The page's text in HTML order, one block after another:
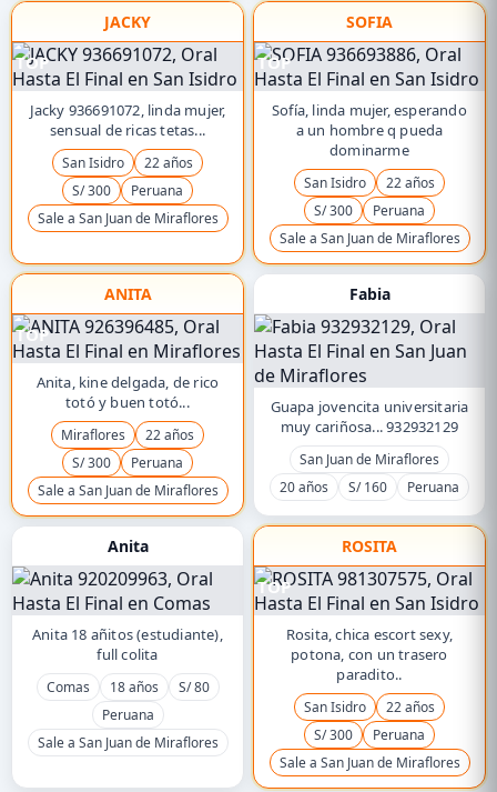
JACKY
TOP
Jacky 936691072, linda mujer,
sensual de ricas tetas...
San Isidro
22 años
S/ 300
Peruana
Sale a San Juan de Miraflores
SOFIA
TOP
Sofía, linda mujer, esperando
a un hombre q pueda
dominarme
San Isidro
22 años
S/ 300
Peruana
Sale a San Juan de Miraflores
ANITA
TOP
Anita, kine delgada, de rico
totó y buen totó...
Miraflores
22 años
S/ 300
Peruana
Sale a San Juan de Miraflores
Fabia
Guapa jovencita universitaria
muy cariñosa... 932932129
San Juan de Miraflores
20 años
S/ 160 Peruana
Anita
Anita 18 añitos (estudiante),
full colita
Comas 18 años
S/ 80
Peruana
Sale a San Juan de Miraflores
ROSITA
TOP
Rosita, chica escort sexy,
potona, con un trasero
paradito..
San Isidro
22 años
S/ 300
Peruana
Sale a San Juan de Miraflores